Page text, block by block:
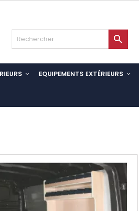

EQUIPEMENTS EXTÉRIEURS